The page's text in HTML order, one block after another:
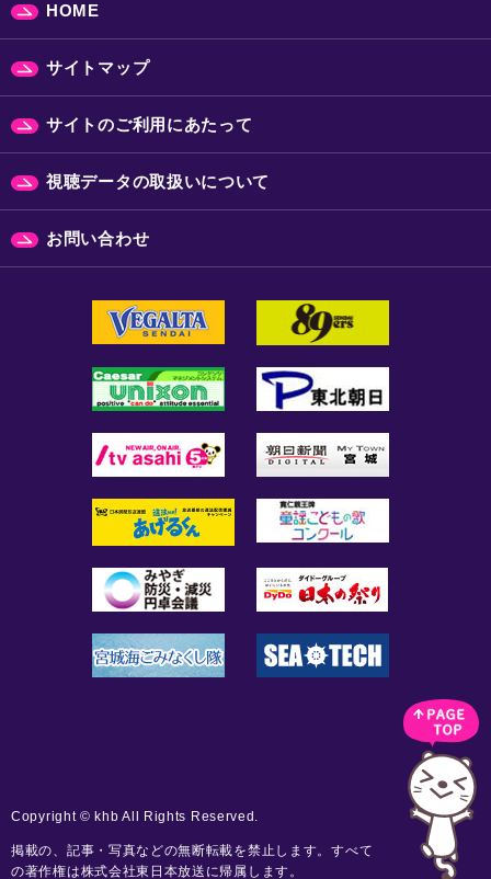
HOME
サイトマップ
サイトのご利用にあたって
視聴データの取扱いについて
お問い合わせ
Copyright © khb All Rights Reserved.
掲載の、記事・写真などの無断転載を禁止します。すべて
の著作権は株式会社東日本放送に帰属します。